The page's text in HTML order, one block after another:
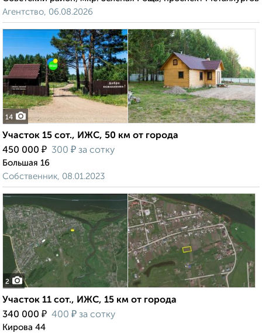
Агентство, 06.08.2026
14
Участок 15 сот., ИЖС, 50 км от города
450 000 ₽ 300 ₽ за сотку
Большая 16
Собственник, 08.01.2023
2
Участок 11 сот., ИЖС, 15 км от города
340 000 ₽ 400 ₽ за сотку
Кирова 44